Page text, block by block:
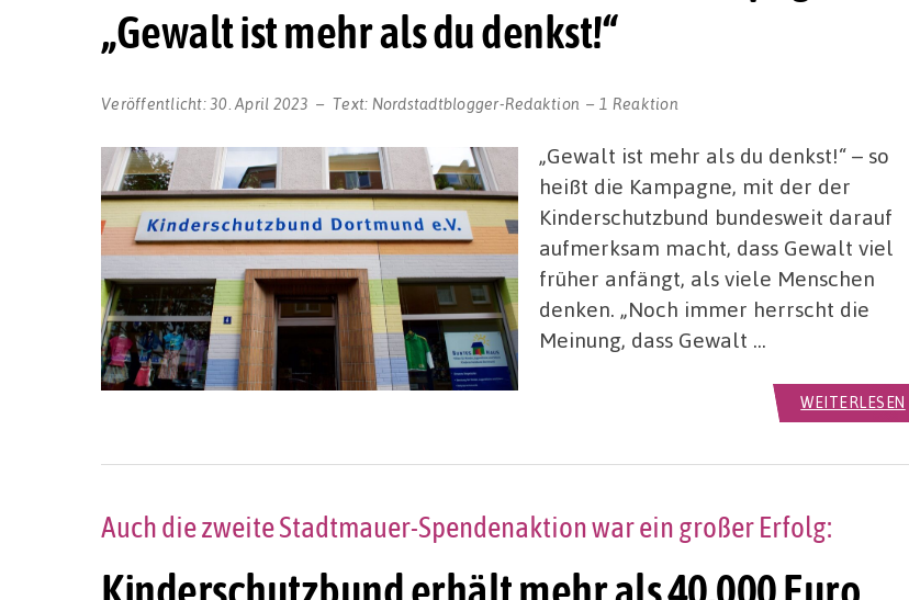
„Gewalt ist mehr als du denkst!“
Veröffentlicht:30. April 2023 Text: Nordstadtblogger-Redaktion 1 Reaktion
„Gewalt ist mehr als du denkst!“ – so
heißt die Kampagne, mit der der
Kinderschutzbund bundesweit darauf
aufmerksam macht, dass Gewalt viel
früher anfängt, als viele Menschen
denken. „Noch immer herrscht die
Meinung, dass Gewalt …
WEITERLESEN
Auch die zweite Stadtmauer-Spendenaktion war ein großer Erfolg: